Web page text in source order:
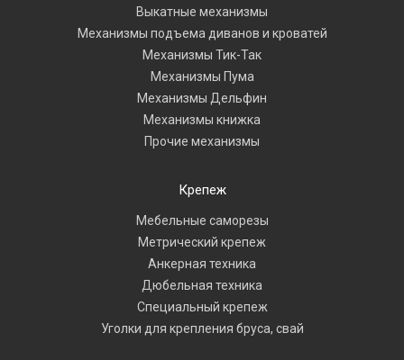
Выкатные механизмы
Механизмы подъема диванов и кроватей
Механизмы Тик-Так
Механизмы Пума
Механизмы Дельфин
Механизмы книжка
Прочие механизмы
Крепеж
Мебельные саморезы
Метрический крепеж
Анкерная техника
Дюбельная техника
Специальный крепеж
Уголки для крепления бруса, свай